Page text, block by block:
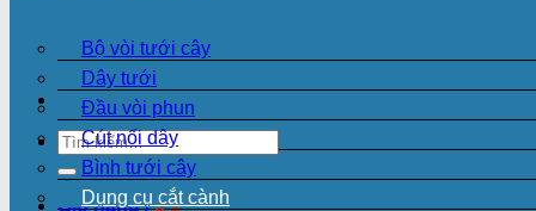
Tìm
kiếm:
Giỏ hàng /0₫
Bộ vòi tưới cây
Dây tưới
Đầu vòi phun
Cút nối dây
Bình tưới cây
Dụng cụ cắt cành